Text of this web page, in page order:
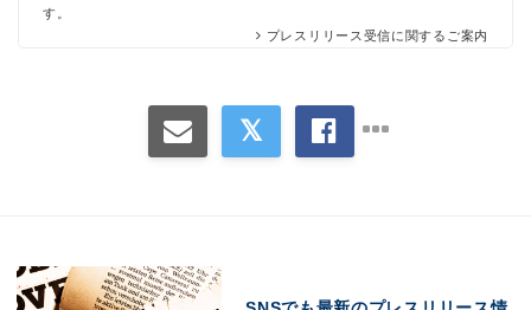
す。
プレスリリース受信に関するご案内